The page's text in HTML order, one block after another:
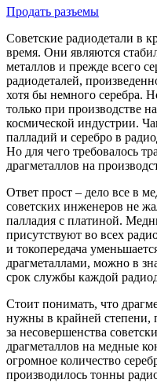
Продать разъемы
Советские радиодетали в
время. Они являются
металлов и прежде всего
радиодеталей,
хотя бы немного серебра.
только при производстве
космической индустрии.
палладий и серебро в
Но для чего требовалось
драгметаллов на
Ответ прост – дело все в
советских инженеров не
палладия с платиной.
присутствуют во всех
и токопередача
драгметаллами, можно в
срок службы каждой
Стоит понимать, что
нужны в крайней степени,
за несовершенства
драгметаллов на медные
огромное количество
производилось тонны